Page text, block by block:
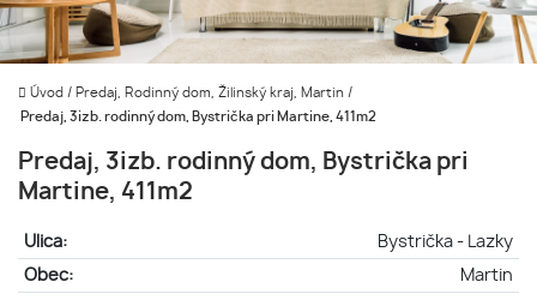
Úvod / Predaj, Rodinný dom, Žilinský kraj, Martin /
Predaj, 3izb. rodinný dom, Bystrička pri Martine, 411m2
Predaj, 3izb. rodinný dom, Bystrička pri
Martine, 411m2
Ulica:
Bystrička - Lazky
Obec:
Martin